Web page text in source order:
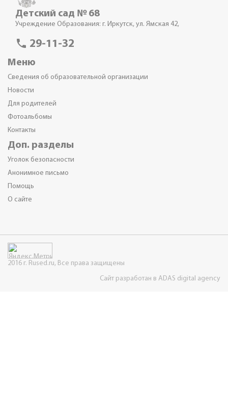
Детский сад № 68
Учреждение Образования: г. Иркутск, ул. Ямская 42,
phone 29-11-32
Меню
Сведения об образовательной организации
Новости
Для родителей
Фотоальбомы
Контакты
Доп. разделы
Уголок безопасности
Анонимное письмо
Помощь
О сайте
2016 г. Rused.ru, Все права защищены
Сайт разработан в ADAS digital agency